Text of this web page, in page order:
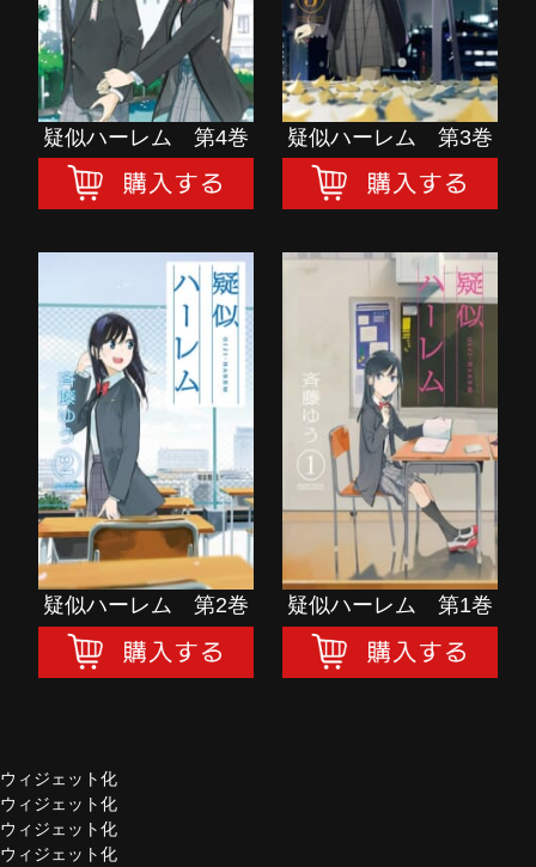
疑似ハーレム 第4巻 疑似ハーレム 第3巻
疑似ハーレム 第2巻
購入する
疑似ハーレム 第2巻
疑似ハーレム 第1巻
購入する
疑似ハーレム 第1巻
ウィジェット化
ウィジェット化
ウィジェット化
ウィジェット化